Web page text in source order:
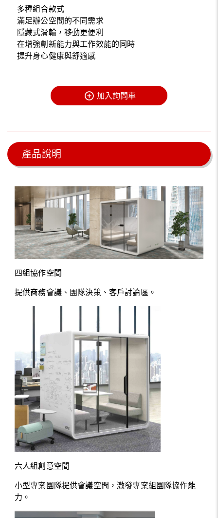
多種組合款式
滿足辦公空間的不同需求
隱藏式滑輪，移動更便利
在增強創新能力與工作效能的同時
提升身心健康與舒適感
加入詢問車
產品說明
四組協作空間
提供商務會議、團隊決策、客戶討論區。
六人組創意空間
小型專案團隊提供會議空間，激發專案組團隊協作能
力。